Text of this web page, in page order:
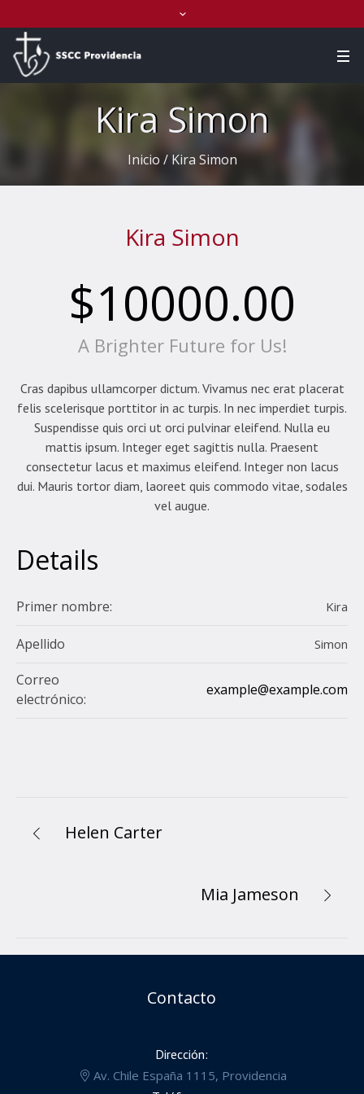
Kira Simon
Inicio / Kira Simon
Kira Simon
$10000.00
A Brighter Future for Us!
Cras dapibus ullamcorper dictum. Vivamus nec erat placerat
felis scelerisque porttitor in ac turpis. In nec imperdiet turpis.
Suspendisse quis orci ut orci pulvinar eleifend. Nulla eu
mattis ipsum. Integer eget sagittis nulla. Praesent
consectetur lacus et maximus eleifend. Integer non lacus
dui. Mauris tortor diam, laoreet quis commodo vitae, sodales
vel augue.
Details
Primer nombre: Kira
Apellido Simon
Correo
electrónico:
example@example.com
Helen Carter
Mia Jameson
Contacto
Dirección:
Av. Chile España 1115, Providencia